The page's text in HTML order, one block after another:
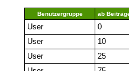
Benutzergruppe ab
User
0
User
10
User
25